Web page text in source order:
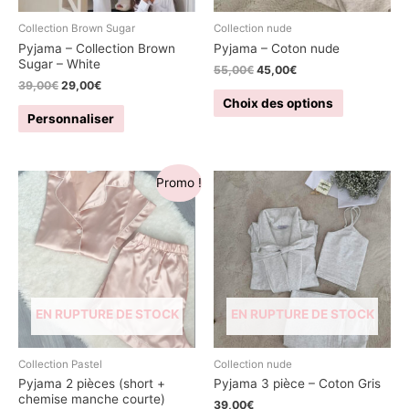
la
page
du
produit
Collection Brown Sugar
Pyjama – Collection Brown
Sugar – White
39,00€ Le
initial
était :
29,00€Le
actuel
est :
Personnaliser
Ce
produit
plusieurs
variations.
Les
options
peuvent
être
choisies
sur
page
du
Collection nude
Pyjama – Coton nude
55,00€ Le
initial
était :
45,00€Le
actuel
est :
Choix des options
Ce
produit
variations.
Les
options
peuvent
être
choisies
sur
la
du
Promo !
EN RUPTURE DE STOCK
Collection Pastel
Pyjama 2 pièces (short +
chemise manche courte)
EN RUPTURE DE STOCK
Collection nude
Pyjama 3 pièce – Coton Gris
39,00€